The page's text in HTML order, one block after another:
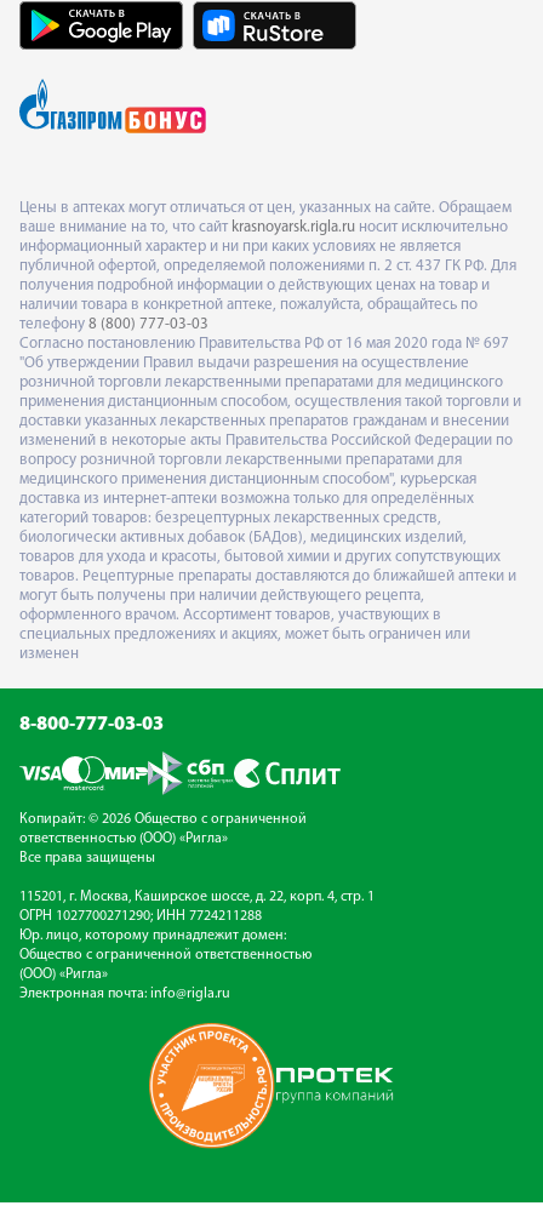
Цены в аптеках могут отличаться от цен, указанных на сайте. Обращаем
ваше внимание на то, что сайт krasnoyarsk.rigla.ru носит исключительно
информационный характер и ни при каких условиях не является
публичной офертой, определяемой положениями п. 2 ст. 437 ГК РФ. Для
получения подробной информации о действующих ценах на товар и
наличии товара в конкретной аптеке, пожалуйста, обращайтесь по
телефону 8 (800) 777-03-03
Согласно постановлению Правительства РФ от 16 мая 2020 года № 697
"Об утверждении Правил выдачи разрешения на осуществление
розничной торговли лекарственными препаратами для медицинского
применения дистанционным способом, осуществления такой торговли и
доставки указанных лекарственных препаратов гражданам и внесении
изменений в некоторые акты Правительства Российской Федерации по
вопросу розничной торговли лекарственными препаратами для
медицинского применения дистанционным способом", курьерская
доставка из интернет-аптеки возможна только для определённых
категорий товаров: безрецептурных лекарственных средств,
биологически активных добавок (БАДов), медицинских изделий,
товаров для ухода и красоты, бытовой химии и других сопутствующих
товаров. Рецептурные препараты доставляются до ближайшей аптеки и
могут быть получены при наличии действующего рецепта,
оформленного врачом. Ассортимент товаров, участвующих в
специальных предложениях и акциях, может быть ограничен или
изменен
8-800-777-03-03
Копирайт: © 2026 Общество с ограниченной
ответственностью (ООО) «Ригла»
Все права защищены
115201, г. Москва, Каширское шоссе, д. 22, корп. 4, стр. 1
ОГРН 1027700271290; ИНН 7724211288
Юр. лицо, которому принадлежит домен:
Общество с ограниченной ответственностью
(ООО) «Ригла»
Электронная почта: info@rigla.ru